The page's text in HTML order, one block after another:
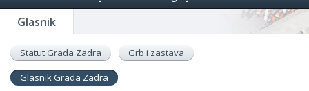
Glasnik
Statut Grada Zadra
Grb i zastava
Glasnik Grada Zadra